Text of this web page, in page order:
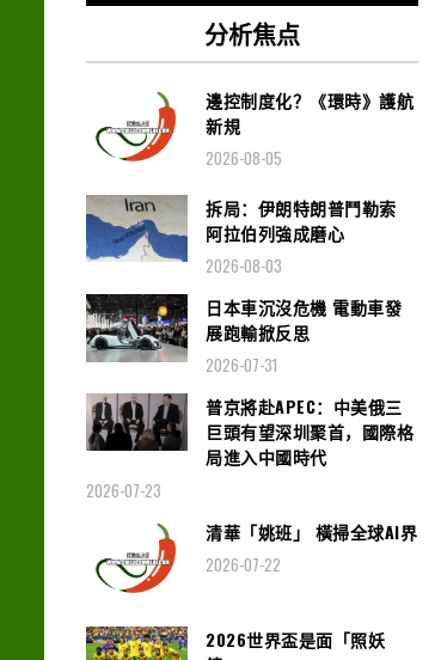
分析焦点
邊控制度化？《環時》護航
新規
2026-08-05
拆局：伊朗特朗普鬥勒索
阿拉伯列強成磨心
2026-08-03
日本車沉沒危機 電動車發
展跑輸掀反思
2026-07-31
普京將赴APEC：中美俄三
巨頭有望深圳聚首，國際格
局進入中國時代
2026-07-23
清華「姚班」 橫掃全球AI界
2026-07-22
2026世界盃是面「照妖